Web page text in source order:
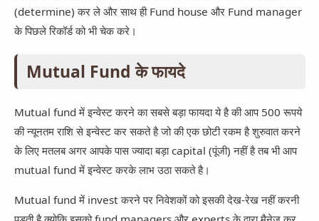
(determine) कर ले और साथ ही Fund house और Fund manager
के पिछले रिकॉर्ड को भी चेक करे।
Mutual Fund के फायदे
Mutual fund में इन्वेस्ट करने का सबसे बड़ा फायदा ये है की आप 500 रूपये
की न्यूनतम राशि से इन्वेस्ट कर सकते है जो की एक छोटी रकम है शुरुवात करने
के लिए मतलब अगर आपके पास ज्यादा बड़ा capital (पूंजी) नहीं है तब भी आप
mutual fund में इन्वेस्ट करके लाभ उठा सकते है।
Mutual fund में invest करने पर निवेशकों को इसकी देख-रेख नहीं करनी